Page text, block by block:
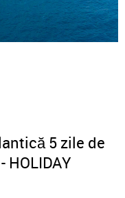
5 zile de
HOLIDAY